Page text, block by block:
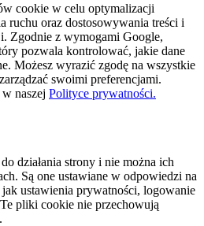
cookie w celu optymalizacji
ruchu oraz dostosowywania treści i
Zgodnie z wymogami Google,
pozwala kontrolować, jakie dane
Możesz wyrazić zgodę na wszystkie
swoimi preferencjami.
naszej Polityce prywatności.
działania strony i nie można ich
Są one ustawiane w odpowiedzi na
ustawienia prywatności, logowanie
pliki cookie nie przechowują